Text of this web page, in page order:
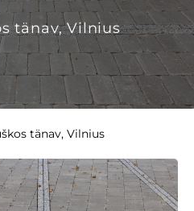
tänav, Vilnius
tänav, Vilnius